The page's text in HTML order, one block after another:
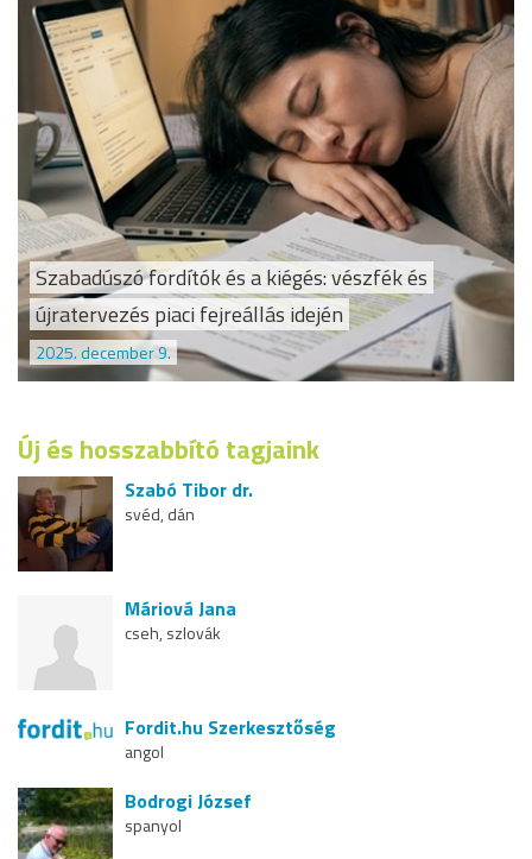
Szabadúszó fordítók és a kiégés: vészfék és
újratervezés piaci fejreállás idején
2025. december 9.
Új és hosszabbító tagjaink
Szabó Tibor dr.
svéd, dán
Máriová Jana
cseh, szlovák
Fordit.hu Szerkesztőség
angol
Bodrogi József
spanyol